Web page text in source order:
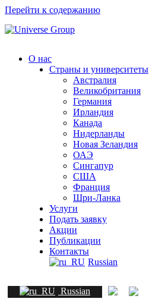
Перейти к содержанию
О нас
Страны и университеты
Австралия
Великобритания
Германия
Ирландия
Канада
Нидерланды
Новая Зеландия
ОАЭ
Сингапур
СШA
Франция
Шри-Ланка
Услуги
Подать заявку
Акции
Публикации
Контакты
Russian
Russian